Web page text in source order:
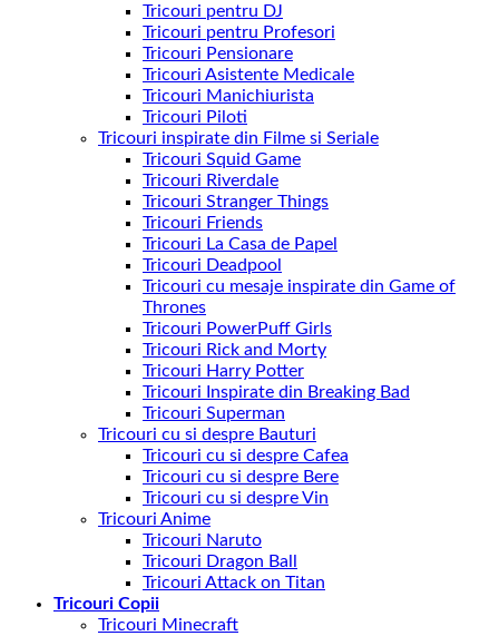
Tricouri pentru DJ
Tricouri pentru Profesori
Tricouri Pensionare
Tricouri Asistente Medicale
Tricouri Manichiurista
Tricouri Piloti
Tricouri inspirate din Filme si Seriale
Tricouri Squid Game
Tricouri Riverdale
Tricouri Stranger Things
Tricouri Friends
Tricouri La Casa de Papel
Tricouri Deadpool
Tricouri cu mesaje inspirate din Game of
Thrones
Tricouri PowerPuff Girls
Tricouri Rick and Morty
Tricouri Harry Potter
Tricouri Inspirate din Breaking Bad
Tricouri Superman
Tricouri cu si despre Bauturi
Tricouri cu si despre Cafea
Tricouri cu si despre Bere
Tricouri cu si despre Vin
Tricouri Anime
Tricouri Naruto
Tricouri Dragon Ball
Tricouri Attack on Titan
Tricouri Copii
Tricouri Minecraft